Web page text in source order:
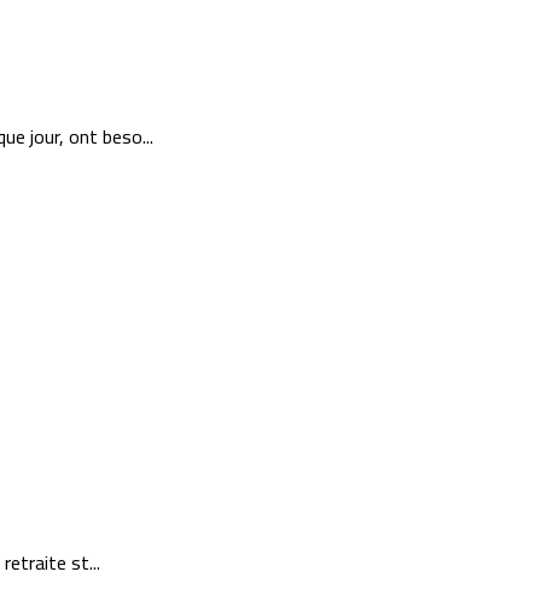
jour, ont beso...
st...